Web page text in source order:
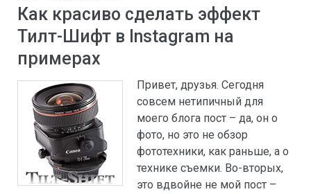
Как красиво сделать эффект
Тилт-Шифт в Instagram на
примерах
Привет, друзья. Сегодня
совсем нетипичный для
моего блога пост – да, он о
фото, но это не обзор
фототехники, как раньше, а о
технике съемки. Во-вторых,
это вдвойне не мой пост –